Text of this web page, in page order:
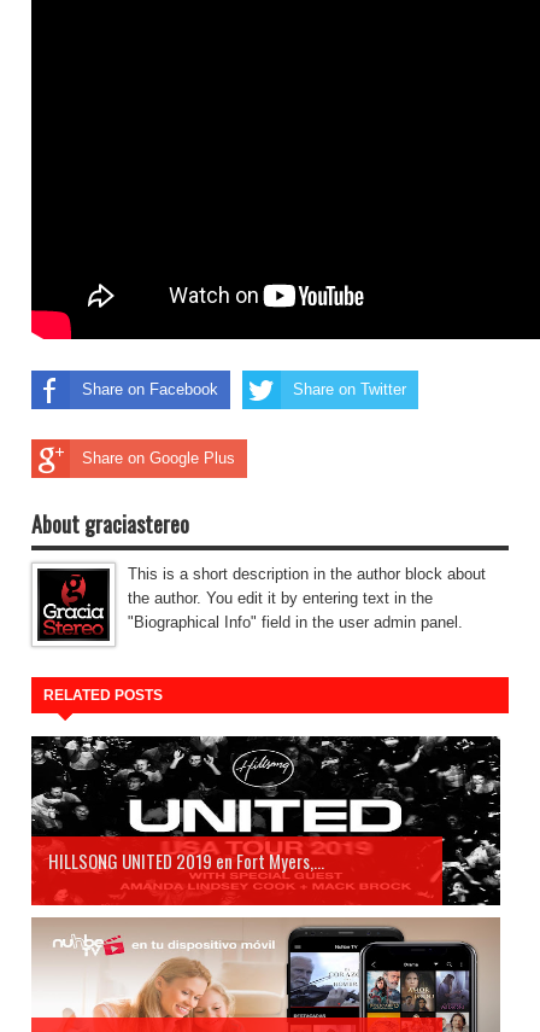
Share on Facebook Share on Twitter
Share on Google Plus
About graciastereo
This is a short description in the author block about
the author. You edit it by entering text in the
"Biographical Info" field in the user admin panel.
RELATED POSTS
HILLSONG UNITED 2019 en Fort Myers,...